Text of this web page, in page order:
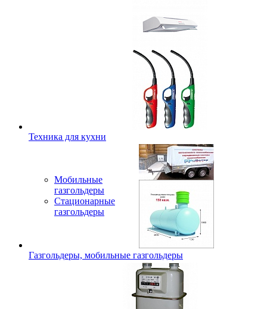
Техника для кухни
Мобильные
газгольдеры
Стационарные
газгольдеры
Газгольдеры, мобильные газгольдеры